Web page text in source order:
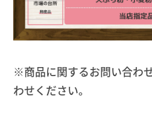
※商品に関するお問い合わ
わせください。